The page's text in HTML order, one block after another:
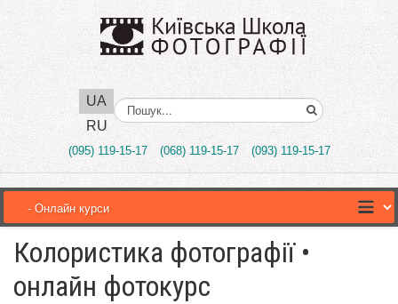
UA
RU
Поиск..
(095) 119-15-17 (068) 119-15-17 (093) 119-15-17
Колористика фотографії •
онлайн фотокурс